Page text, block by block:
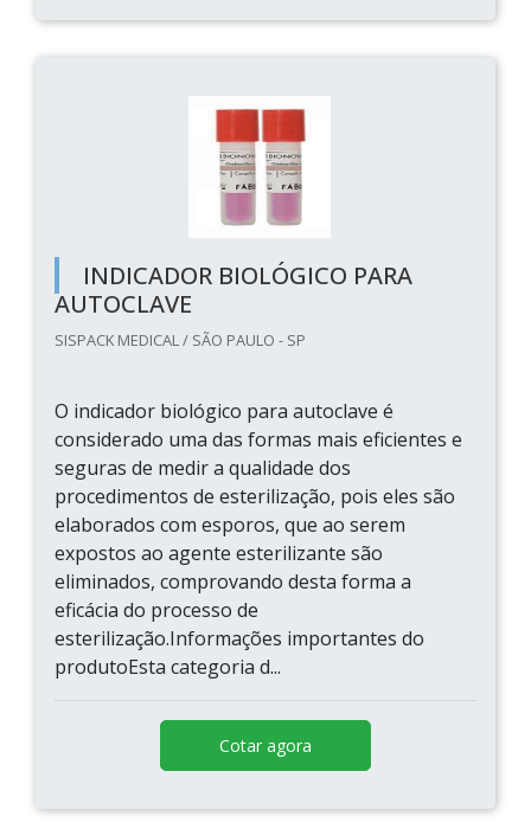
INDICADOR BIOLÓGICO PARA
AUTOCLAVE
SISPACK MEDICAL / SÃO PAULO - SP
O indicador biológico para autoclave é
considerado uma das formas mais eficientes e
seguras de medir a qualidade dos
procedimentos de esterilização, pois eles são
elaborados com esporos, que ao serem
expostos ao agente esterilizante são
eliminados, comprovando desta forma a
eficácia do processo de
esterilização.Informações importantes do
produtoEsta categoria d...
Cotar agora